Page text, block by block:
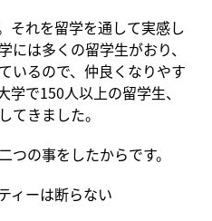
それを留学を通して実感し
には多くの留学生がおり、
いるので、仲良くなりやす
で150人以上の留学生、
てきました。
つの事をしたからです。
ィーは断らない